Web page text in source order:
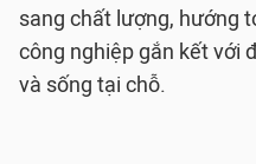
sang chất lượng, hướng
công nghiệp gắn kết với
và sống tại chỗ.